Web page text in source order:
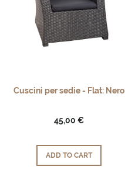
Cuscini per sedie - Flat: Nero
45,00 €
ADD TO CART